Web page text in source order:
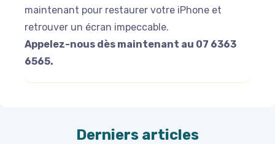
maintenant pour restaurer votre iPhone et
retrouver un écran impeccable.
Appelez-nous dès maintenant au 07 6363
6565.
Derniers articles